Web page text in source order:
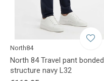
North84
North 84 Travel pant bonded
structure navy L32